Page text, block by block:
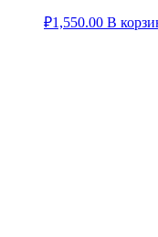
₽1,550.00 В